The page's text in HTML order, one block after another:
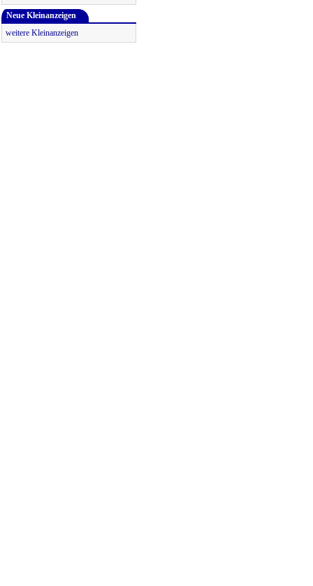
Neue Kleinanzeigen
weitere Kleinanzeigen